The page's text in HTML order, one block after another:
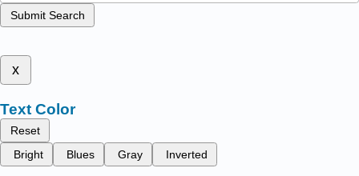
Submit Search
x
Text Color
Reset
Bright
Blues Gray Inverted